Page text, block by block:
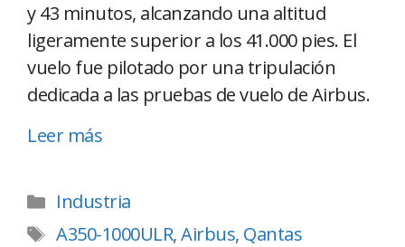
y 43 minutos, alcanzando una altitud
ligeramente superior a los 41.000 pies. El
vuelo fue pilotado por una tripulación
dedicada a las pruebas de vuelo de Airbus.
Leer más
Industria
A350-1000ULR,Airbus, Qantas